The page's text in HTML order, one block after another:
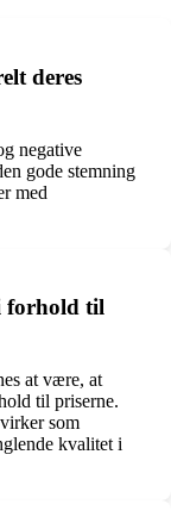
deres
negative
gode stemning
med
forhold til
at være, at
til priserne.
som
kvalitet i